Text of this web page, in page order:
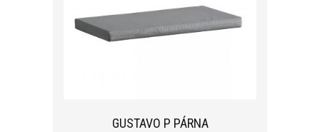
GUSTAVO P PÁRNA